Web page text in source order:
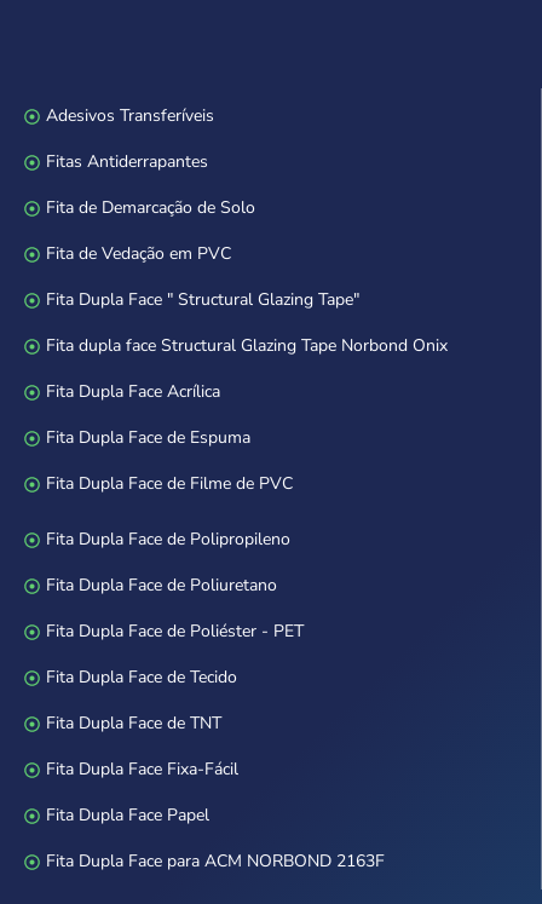
Adesivos Transferíveis
Fitas Antiderrapantes
Fita de Demarcação de Solo
Fita de Vedação em PVC
Fita Dupla Face " Structural Glazing Tape"
Fita dupla face Structural Glazing Tape Norbond Onix
Fita Dupla Face Acrílica
Fita Dupla Face de Espuma
Fita Dupla Face de Filme de PVC
Fita Dupla Face de Polipropileno
Fita Dupla Face de Poliuretano
Fita Dupla Face de Poliéster - PET
Fita Dupla Face de Tecido
Fita Dupla Face de TNT
Fita Dupla Face Fixa-Fácil
Fita Dupla Face Papel
Fita Dupla Face para ACM NORBOND 2163F